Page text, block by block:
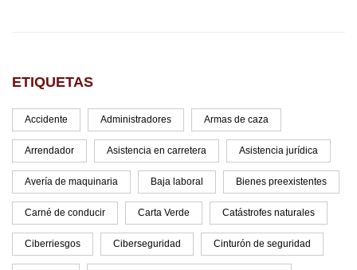
ETIQUETAS
Accidente Administradores Armas de caza
Arrendador Asistencia en carretera Asistencia jurídica
Avería de maquinaria Baja laboral Bienes preexistentes
Carné de conducir Carta Verde Catástrofes naturales
Ciberriesgos Ciberseguridad Cinturón de seguridad